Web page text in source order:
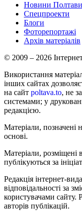
Новини Полтави
Спецпроекти
Блоги
Фоторепортажі
Архів матеріалів
© 2009 – 2026
Використання
інших сайтах
на сайт poltava.to, не
системами; у
редакцією.
Матеріали, позначені
основі.
Матеріали, розміщені
публікуються за
Редакція інтернет-
відповідальності за
користувачами сайту.
авторів публікацій.